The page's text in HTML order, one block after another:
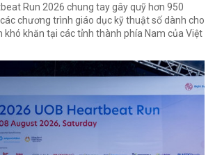
Run 2026 chung tay gây quỹ hơn 950
chương trình giáo dục kỹ thuật số dành cho
khó khăn tại các tỉnh thành phía Nam của Việt